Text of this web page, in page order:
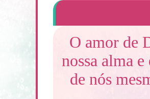
O amor de
nossa alma
de nós